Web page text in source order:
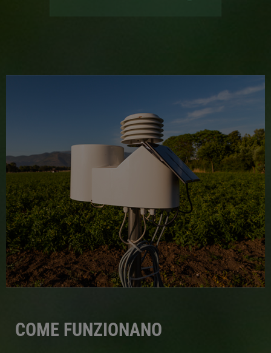
COME FUNZIONANO